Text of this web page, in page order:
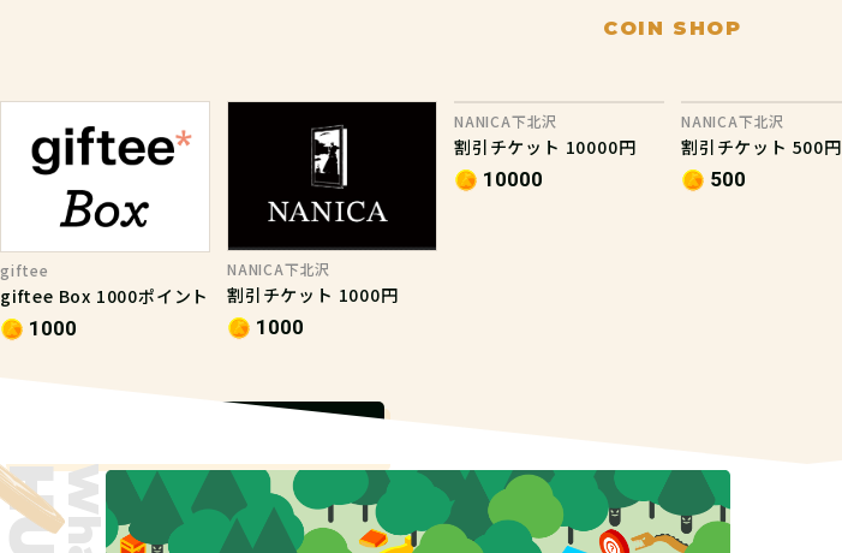
COIN SHOP
giftee
giftee Box 1000ポイント
1000
NANICA下北沢
割引チケット 1000円
1000
NANICA下北沢
割引チケット 10000円
10000
NANICA下北沢
割引チケット 500円
500